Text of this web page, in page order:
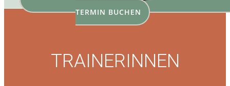
TERMIN BUCHEN
TRAINERINNEN